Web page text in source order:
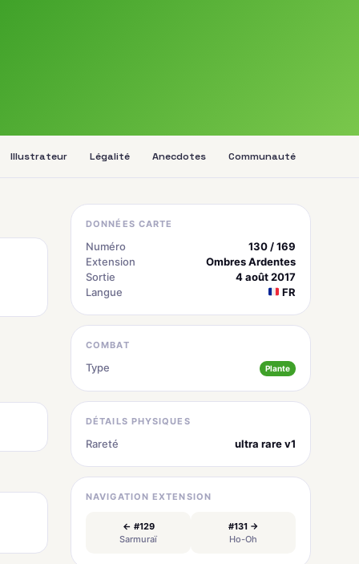
Illustrateur Légalité Anecdotes Communauté
DONNÉES CARTE
Numéro
130 / 169
Extension
Ombres Ardentes
Sortie
4 août 2017
Langue
FR
COMBAT
Type Plante
DÉTAILS PHYSIQUES
Rareté ultra rare v1
NAVIGATION EXTENSION
← #129
Sarmuraï
#131 →
Ho-Oh